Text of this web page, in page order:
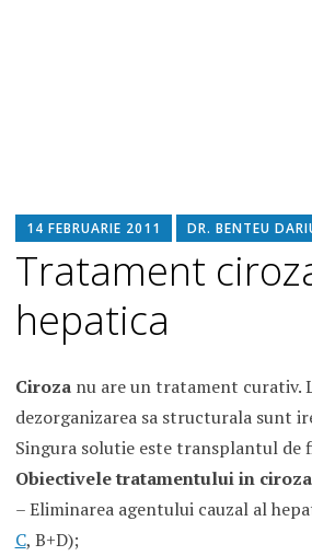
14 FEBRUARIE 2011 DR. BENTEU
Tratament
hepatica
Cirozanu are un tratament curativ.
dezorganizarea sa structurala sunt
Singura solutie este transplantul de
Obiectivele tratamentului in
– Eliminarea agentului cauzal al
C, B+D);